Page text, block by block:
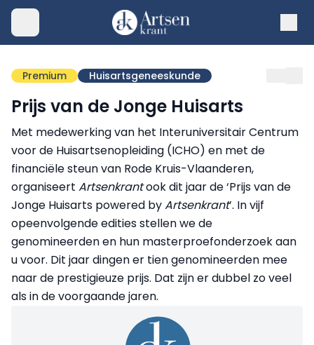
Premium Huisartsgeneeskunde
Prijs van de Jonge Huisarts
Met medewerking van het Interuniversitair Centrum
voor de Huisartsenopleiding (ICHO) en met de
financiële steun van Rode Kruis-Vlaanderen,
organiseert Artsenkrantook dit jaar de ‘Prijs van de
Jonge Huisarts powered byArtsenkrant’. In vijf
opeenvolgende edities stellen we de
genomineerden en hun masterproefonderzoek aan
u voor. Dit jaar dingen er tien genomineerden mee
naar de prestigieuze prijs. Dat zijn er dubbel zo veel
als in de voorgaande jaren.